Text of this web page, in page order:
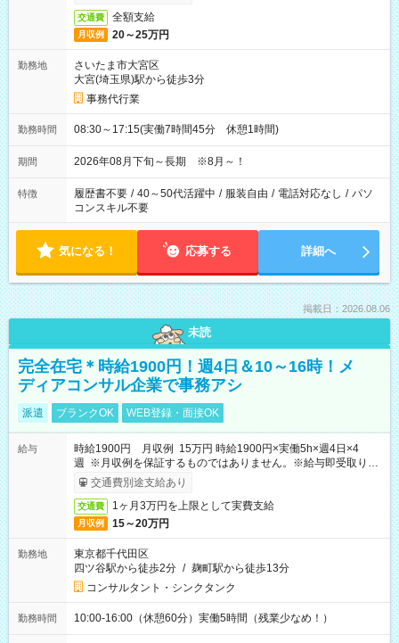
交通費 全額支給
月収例 20～25万円
勤務地
さいたま市大宮区
大宮(埼玉県)駅から徒歩3分
事務代行業
勤務時間 08:30～17:15(実働7時間45分 休憩1時間)
期間 2026年08月下旬～長期 ※8月～！
特徴 履歴書不要 / 40～50代活躍中 / 服装自由 / 電話対応なし / パソ
コンスキル不要
気になる！ 応募する 詳細へ
掲載日：2026.08.06
未読
完全在宅＊時給1900円！週4日＆10～16時！メ
ディアコンサル企業で事務アシ
派遣 ブランクOK WEB登録・面接OK
給与
時給1900円 月収例 15万円 時給1900円×実働5h×週4日×4
週 ※月収例を保証するものではありません。※給与即受取りサ
ービス利用可（利用条件有）
交通費別途支給あり
交通費 1ヶ月3万円を上限として実費支給
月収例 15～20万円
勤務地
東京都千代田区
四ツ谷駅から徒歩2分 / 麹町駅から徒歩13分
コンサルタント・シンクタンク
勤務時間 10:00-16:00（休憩60分）実働5時間（残業少なめ！）